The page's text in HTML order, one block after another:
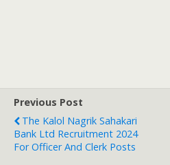
Previous Post
The Kalol Nagrik Sahakari
Bank Ltd Recruitment 2024
For Officer And Clerk Posts